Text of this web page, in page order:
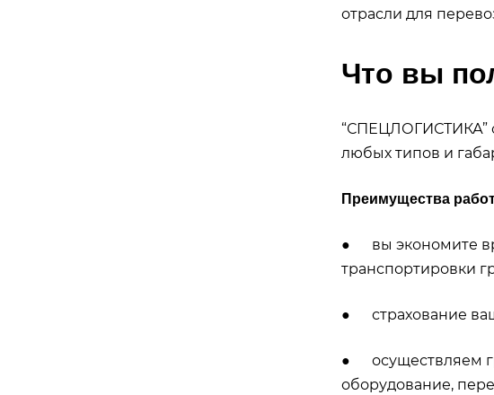
отрасли для
Что вы
“СПЕЦЛОГИСТИКА”
любых типов и
Преимущества
● вы экономите
транспортировки
● страхование
● осуществляем
оборудование,